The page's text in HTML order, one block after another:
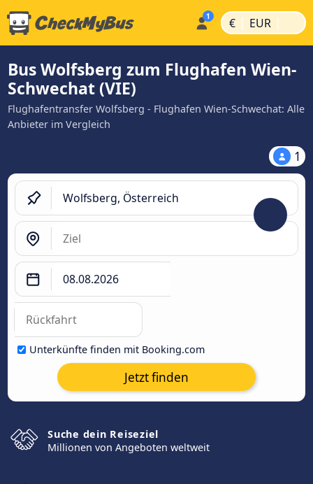
€ | EUR |
Bus Wolfsberg zum Flughafen Wien-
Schwechat (VIE)
Flughafentransfer Wolfsberg - Flughafen Wien-Schwechat: Alle
Anbieter im Vergleich
1
Unterkünfte finden mit Booking.com
Jetzt finden
Suche dein Reiseziel
Millionen von Angeboten weltweit